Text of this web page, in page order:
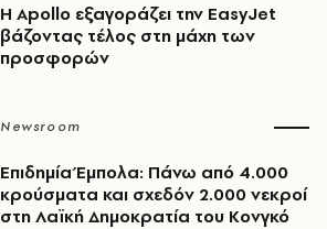
Η Apollo εξαγοράζει την EasyJet
βάζοντας τέλος στη μάχη των
προσφορών
Newsroom
Επιδημία Έμπολα: Πάνω από 4.000
κρούσματα και σχεδόν 2.000 νεκροί
στη Λαϊκή Δημοκρατία του Κονγκό